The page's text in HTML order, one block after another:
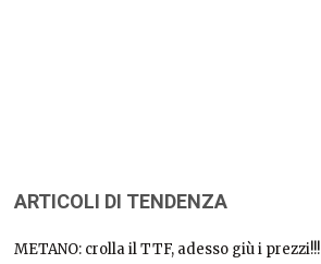
ARTICOLI DI TENDENZA
METANO: crolla il TTF, adesso giù i prezzi!!!